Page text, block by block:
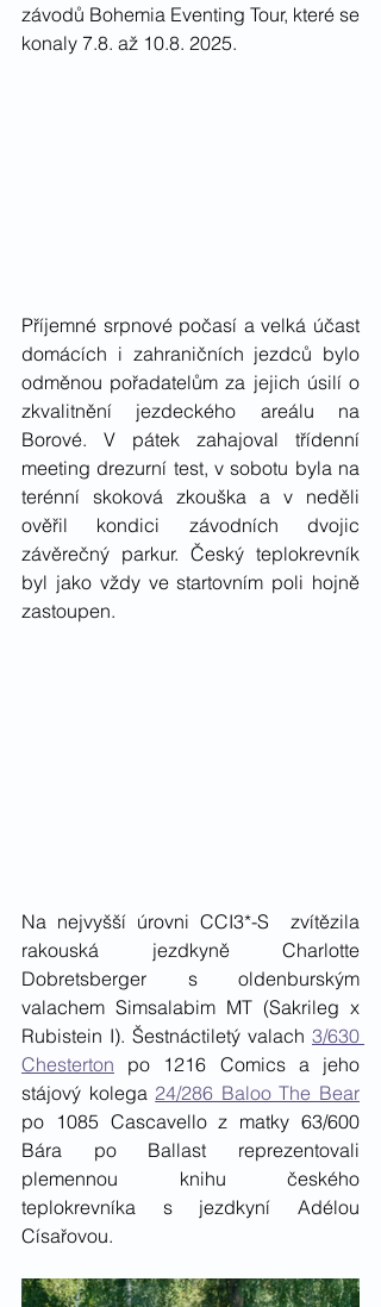
závodů Bohemia Eventing Tour, které se
konaly 7.8. až 10.8. 2025.
Příjemné srpnové počasí a velká účast
domácích i zahraničních jezdců bylo
odměnou pořadatelům za jejich úsilí o
zkvalitnění jezdeckého areálu na
Borové. V pátek zahajoval třídenní
meeting drezurní test, v sobotu byla na
terénní skoková zkouška a v neděli
ověřil kondici závodních dvojic
závěrečný parkur. Český teplokrevník
byl jako vždy ve startovním poli hojně
zastoupen.
Na nejvyšší úrovni CCI3*-S  zvítězila
rakouská jezdkyně Charlotte
Dobretsberger s oldenburským
valachem Simsalabim MT (Sakrileg x
Rubistein I). Šestnáctiletý valach 3/630
Chesterton po 1216 Comics a jeho
stájový kolega 24/286 Baloo The Bear
po 1085 Cascavello z matky 63/600
Bára po Ballast reprezentovali
plemennou knihu českého
teplokrevníka s jezdkyní Adélou
Císařovou.